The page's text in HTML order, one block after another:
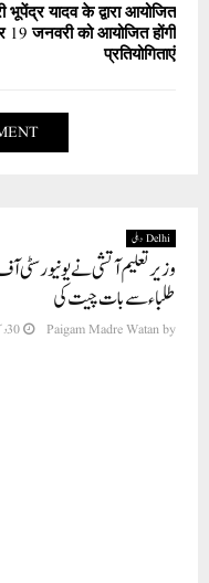
यादव के द्वारा आयोजित
जनवरी को आयोजित होंगी
प्रतियोगिताएं
Delhi دہلی
طلباء سے بات چیت کی
by
Paigam Madre Watan 30 دسمبر 2023